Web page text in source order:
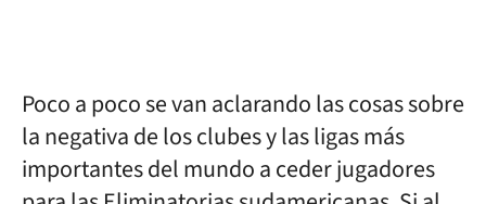
Poco a poco se van aclarando las cosas sobre
la negativa de los clubes y las ligas más
importantes del mundo a ceder jugadores